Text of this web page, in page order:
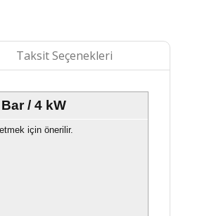
Taksit Seçenekleri
/ 4 kW
için önerilir.